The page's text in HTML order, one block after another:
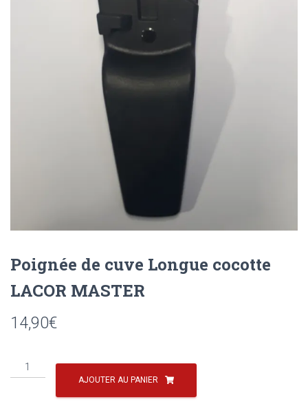
Poignée de cuve Longue cocotte
LACOR MASTER
14,90€
quantité
de
AJOUTER AU PANIER